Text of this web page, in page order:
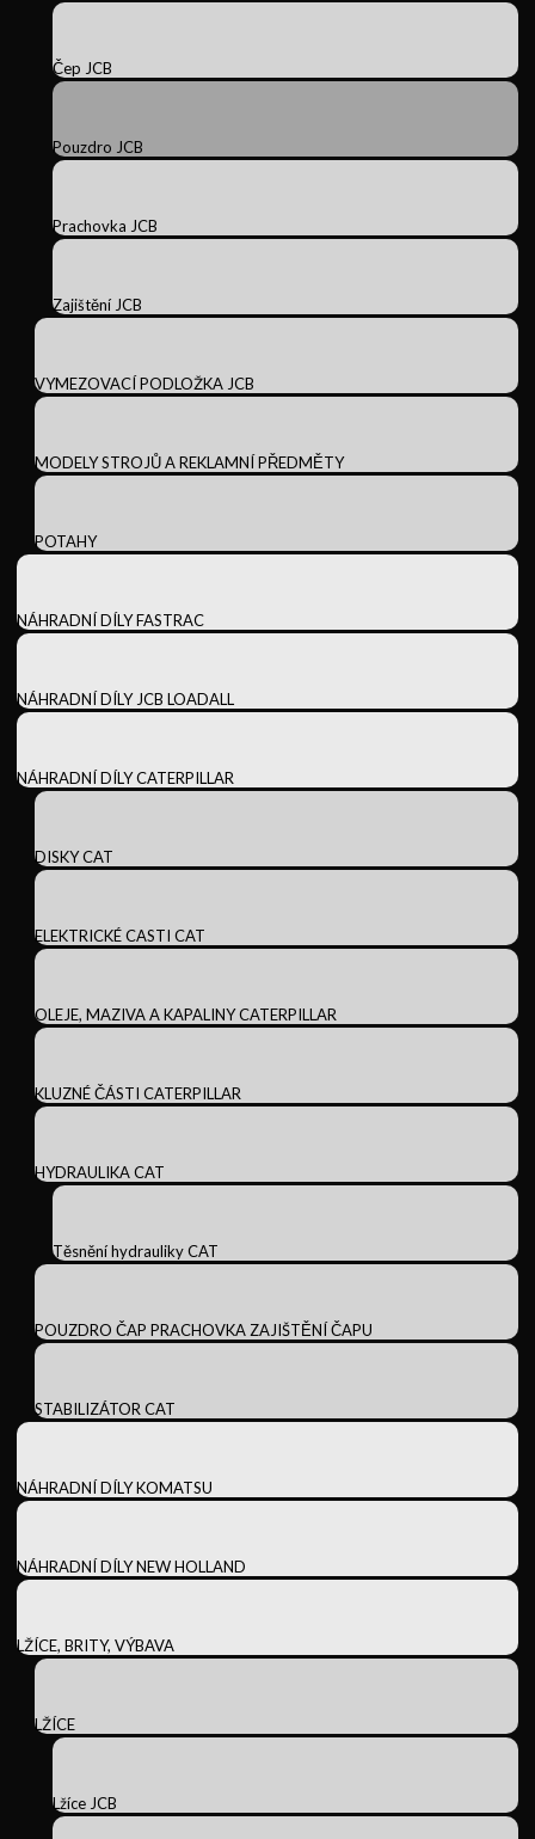
Čep JCB
Pouzdro JCB
Prachovka JCB
Zajištění JCB
VYMEZOVACÍ PODLOŽKA JCB
MODELY STROJŮ A REKLAMNÍ PŘEDMĚTY
POTAHY
NÁHRADNÍ DÍLY FASTRAC
NÁHRADNÍ DÍLY JCB LOADALL
NÁHRADNÍ DÍLY CATERPILLAR
DISKY CAT
ELEKTRICKÉ CASTI CAT
OLEJE, MAZIVA A KAPALINY CATERPILLAR
KLUZNÉ ČÁSTI CATERPILLAR
HYDRAULIKA CAT
Těsnění hydrauliky CAT
POUZDRO ČAP PRACHOVKA ZAJIŠTĚNÍ ČAPU
STABILIZÁTOR CAT
NÁHRADNÍ DÍLY KOMATSU
NÁHRADNÍ DÍLY NEW HOLLAND
LŽÍCE, BRITY, VÝBAVA
LŽÍCE
Lžíce JCB